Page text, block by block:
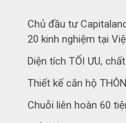
Chủ đầu tư
20 kinh nghiệm tại
Diện tích TỐI ƯU,
Thiết kế căn hộ
Chuỗi liên hoàn 60